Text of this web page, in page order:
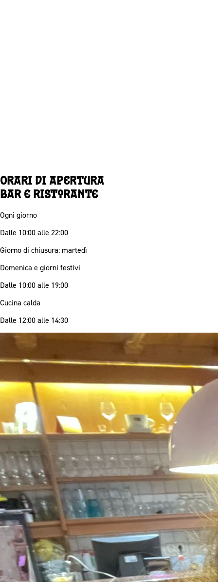
Orari di apertura
Bar e ristorante
Ogni giorno
Dalle 10:00 alle 22:00
Giorno di chiusura: martedì
Domenica e giorni festivi
Dalle 10:00 alle 19:00
Cucina calda
Dalle 12:00 alle 14:30